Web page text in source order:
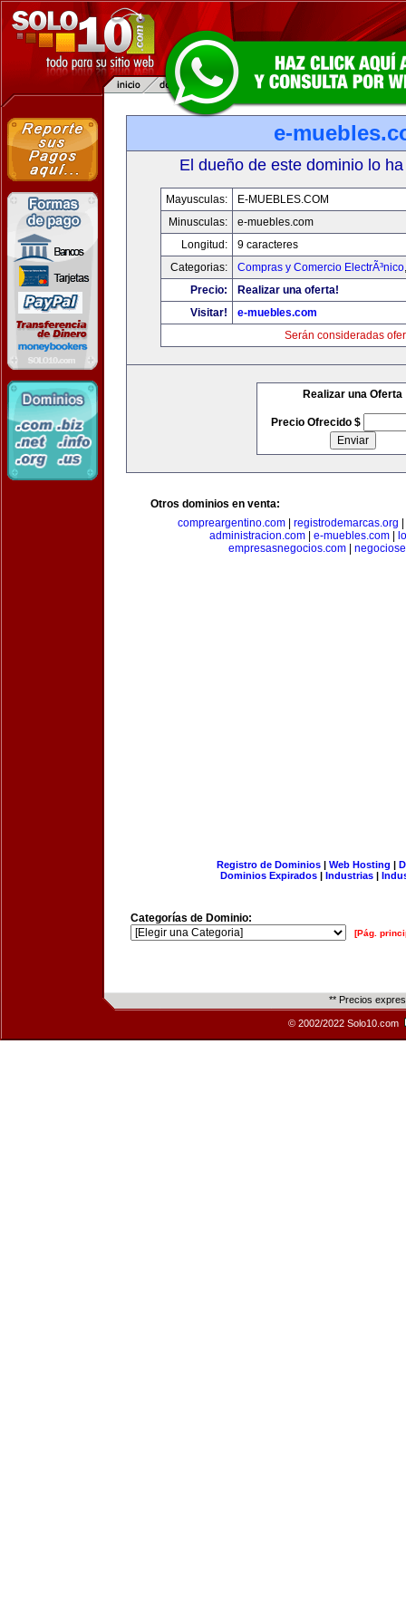
e-
El dueño de este dominio lo
Mayusculas:
E-MUEBLES.COM
Minusculas:
e-muebles.com
Longitud:
9 caracteres
Categorias:
Compras y Comercio ElectrÃ³nico
Precio:
Realizar una oferta!
Visitar!
e-muebles.com
Serán consideradas
Realizar una Oferta
Precio Ofrecido $
Otros dominios en venta:
compreargentino.com
registrodemarcas.org
administracion.com
e-muebles.com
empresasnegocios.com|
Registro de Dominios| Web Hosting |
Dominios Expirados | Industrias |
Categorías de Dominio:
[Pág.
** Precios
© 2002/2022 Solo10.com